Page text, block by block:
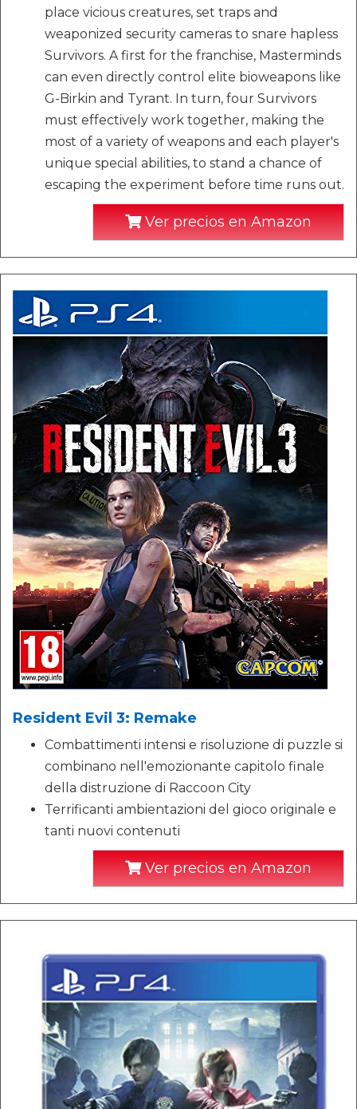
place vicious creatures, set traps and
weaponized security cameras to snare hapless
Survivors. A first for the franchise, Masterminds
can even directly control elite bioweapons like
G-Birkin and Tyrant. In turn, four Survivors
must effectively work together, making the
most of a variety of weapons and each player's
unique special abilities, to stand a chance of
escaping the experiment before time runs out.
Ver precios en Amazon
Resident Evil 3: Remake
Combattimenti intensi e risoluzione di puzzle si
combinano nell'emozionante capitolo finale
della distruzione di Raccoon City
Terrificanti ambientazioni del gioco originale e
tanti nuovi contenuti
Ver precios en Amazon